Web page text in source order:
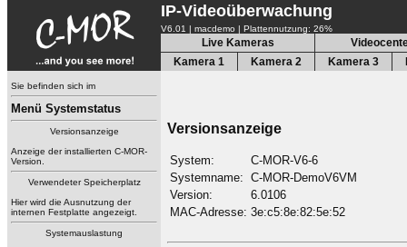
IP-Videoüberwachung
V6.01 | macdemo | Plattennutzung: 26%
Live Kameras
Kamera 1
Kamera 2 Kamera 3
Sie befinden sich im
Menü Systemstatus
Versionsanzeige
Anzeige der installierten C-MOR-
Version.
Verwendeter Speicherplatz
Hier wird die Ausnutzung der
internen Festplatte angezeigt.
Systemauslastung
Versionsanzeige
System:
C-MOR-V6-6
Systemname: C-MOR-DemoV6VM
Version:
6.0106
MAC-Adresse: 3e:c5:8e:82:5e:52